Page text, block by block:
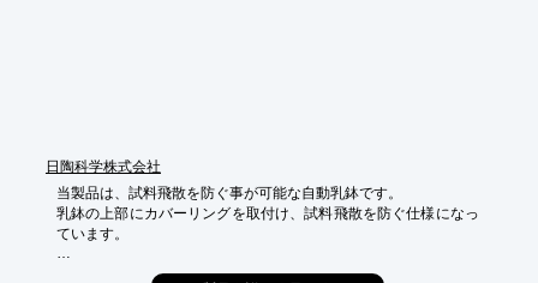
日陶科学株式会社
当製品は、試料飛散を防ぐ事が可能な自動乳鉢です。
乳鉢の上部にカバーリングを取付け、試料飛散を防ぐ仕様になっ
ています。
タイマーを内蔵し、最大300時間のタイマーセットが可能です。